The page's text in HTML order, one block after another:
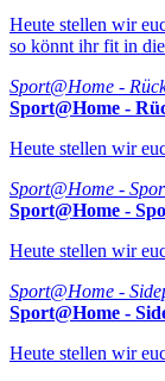
Heute stellen wir
so könnt ihr fit in
Sport@Home -
Sport@Home -
Heute stellen wir
Sport@Home -
Sport@Home -
Heute stellen wir
Sport@Home -
Sport@Home -
Heute stellen wir